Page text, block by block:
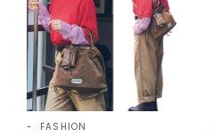
FASHION